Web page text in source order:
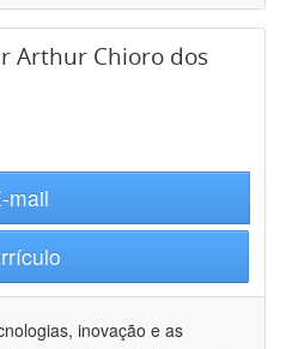
Arthur Chioro dos
mail
inovação e as